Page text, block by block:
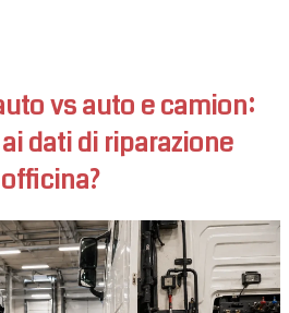
vs auto e camion:
dati di riparazione